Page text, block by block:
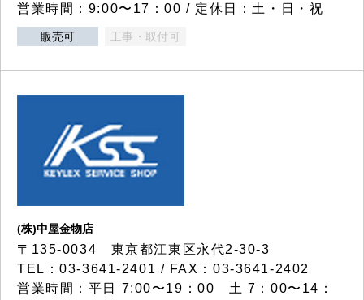
営業時間：9:00〜17：00 / 定休日：土・日・祝
販売可 工事・取付可
(株)中屋金物店
〒135-0034 東京都江東区永代2-30-3
TEL：03-3641-2401 / FAX：03-3641-2402
営業時間：平日 7:00〜19：00 土 7：00〜14：